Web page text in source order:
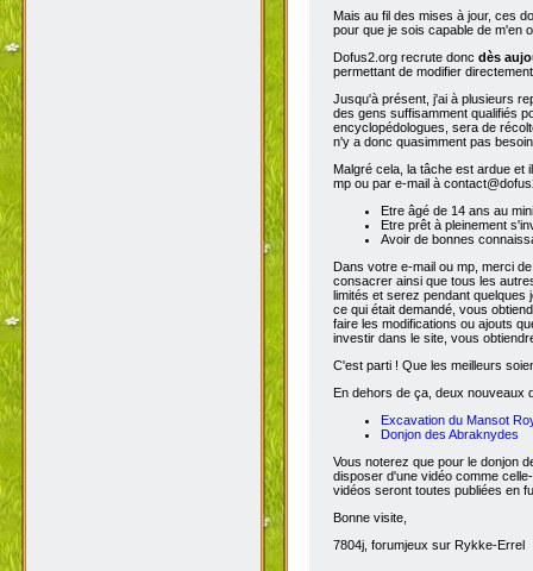
Mais au fil des mises à jour, ces
pour que je sois capable de m'en
Dofus2.org recrute donc dès
permettant de modifier
Jusqu'à présent, j'ai à plusieurs
des gens suffisamment qualifiés
encyclopédologues, sera de
n'y a donc quasimment pas
Malgré cela, la tâche est ardue
mp ou par e-mail à
Etre âgé de 14 ans au
Etre prêt à pleinement
Avoir de bonnes
Dans votre e-mail ou mp, merci
consacrer ainsi que tous les
limités et serez pendant
ce qui était demandé, vous
faire les modifications ou ajouts
investir dans le site, vous
C'est parti ! Que les meilleurs
En dehors de ça, deux nouveaux
Excavation du Mansot
Donjon des Abraknydes
Vous noterez que pour le donjon
disposer d'une vidéo comme
vidéos seront toutes publiées en
Bonne visite,
7804j, forumjeux sur Rykke-Errel